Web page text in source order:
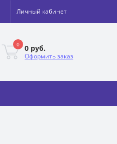
Личный кабинет
0 0 руб.
Оформить заказ